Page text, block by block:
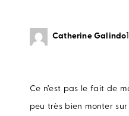
Catherine Galindo
Ce n’est pas le fait de
peu très bien monter